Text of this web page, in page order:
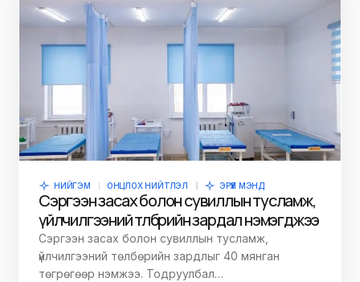
НИЙГЭМ ОНЦЛОХ НИЙТЛЭЛ ЭРҮҮЛ МЭНД
Сэргээн засах болон сувиллын тусламж,
үйлчилгээний төлбөрийн зардал нэмэгджээ
Сэргээн засах болон сувиллын тусламж,
үйлчилгээний төлбөрийн зардлыг 40 мянган
төгрөгөөр нэмжээ. Тодруулбал…